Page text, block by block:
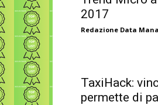
2017
Redazione Data
TaxiHack:
permette di